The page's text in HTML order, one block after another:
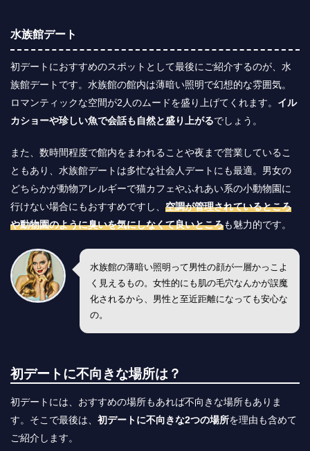
水族館デート
初デートにおすすめのスポットとして最後にご紹介するのが、水
族館デートです。水族館の館内は薄暗い照明で幻想的な雰囲気。
ロマンティックな空間が2人のムードを盛り上げてくれます。 イル
カショーや珍しい魚で会話も自然と盛り上がるでしょう。
また、数時間程度で館内をまわれることや夜まで営業しているこ
ともあり、水族館デートは多忙な社会人デートにも最適。男女の
どちらかが動物アレルギーで猫カフェやふれあい系の小動物園に
行けない場合にもおすすめですし、 空調が管理されているところ
や動物園のように臭いを気にしなくて良いところも魅力的です。
水族館の薄暗い照明って男性の顔が一層かっこよ
く見えるもの。女性的にも肌の毛穴なんかが誤魔
化されるから、男性と至近距離になっても安心な
の。
初デートに不向きな場所は？
初デートには、おすすめの場所もあれば不向きな場所もありま
す。そこで最後は、 初デートに不向きな2つの場所を理由も含めて
ご紹介します。